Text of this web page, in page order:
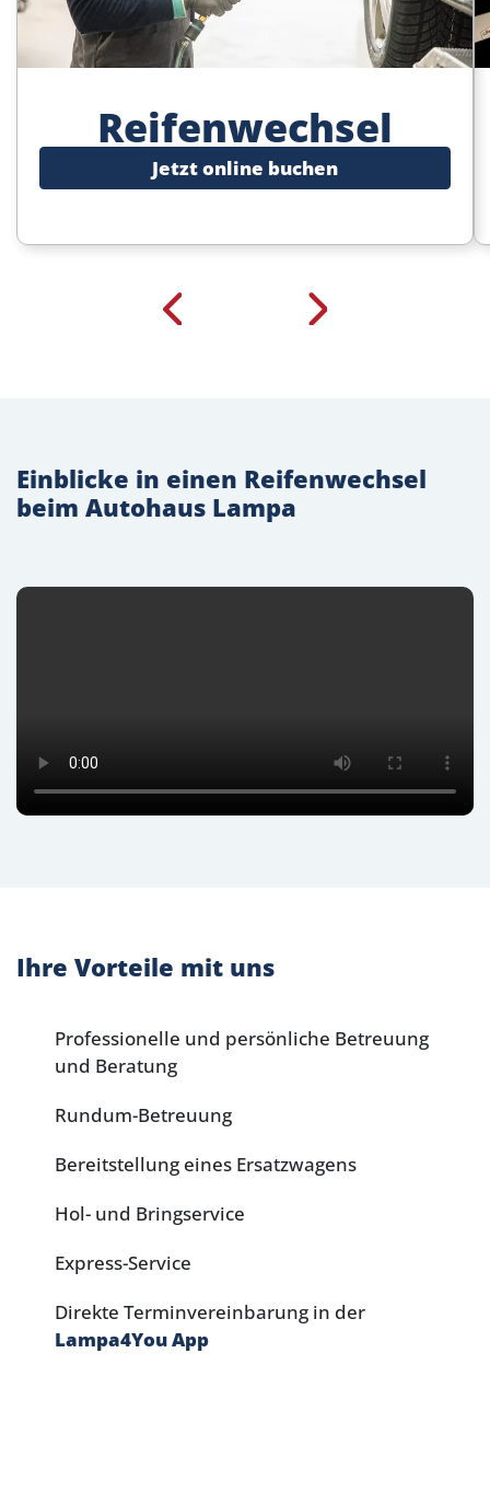
Reifenwechsel
Jetzt online buchen
Einblicke in einen Reifenwechsel
beim Autohaus Lampa
Ihre Vorteile mit uns
Professionelle und persönliche Betreuung
und Beratung
Rundum-Betreuung
Bereitstellung eines Ersatzwagens
Hol- und Bringservice
Express-Service
Direkte Terminvereinbarung in der
Lampa4You App